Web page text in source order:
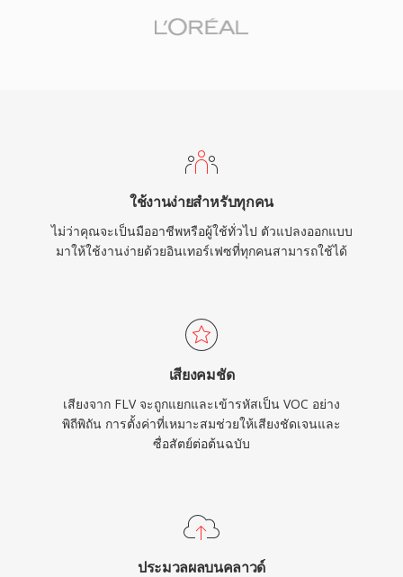
Sierra และ LucasArts เมื่อ Windows และรูปแบบ
ใช้งานง่ายสำหรับทุกคน
ไม่ว่าคุณจะเป็นมืออาชีพหรือผู้ใช้ทั่วไป ตัวแปลงออกแบบ
มาให้ใช้งานง่ายด้วยอินเทอร์เฟซที่ทุกคนสามารถใช้ได้
เสียงคมชัด
เสียงจาก FLV จะถูกแยกและเข้ารหัสเป็น VOC อย่าง
พิถีพิถัน การตั้งค่าที่เหมาะสมช่วยให้เสียงชัดเจนและ
ซื่อสัตย์ต่อต้นฉบับ
ประมวลผลบนคลาวด์